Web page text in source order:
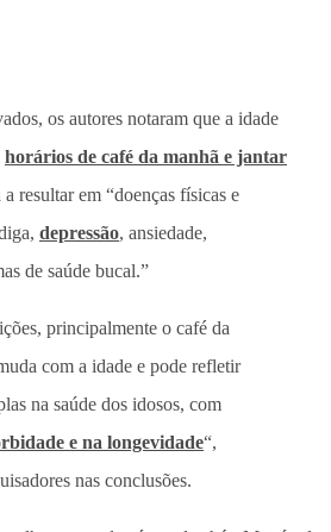
os autores notaram que a idade
horários de café da manhã e jantar
resultar em “doenças físicas e
depressão, ansiedade,
de saúde bucal.”
principalmente o café da
com a idade e pode refletir
na saúde dos idosos, com
e na longevidade“,
nas conclusões.